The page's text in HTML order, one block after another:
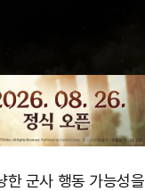
한 군사 행동 가능성을